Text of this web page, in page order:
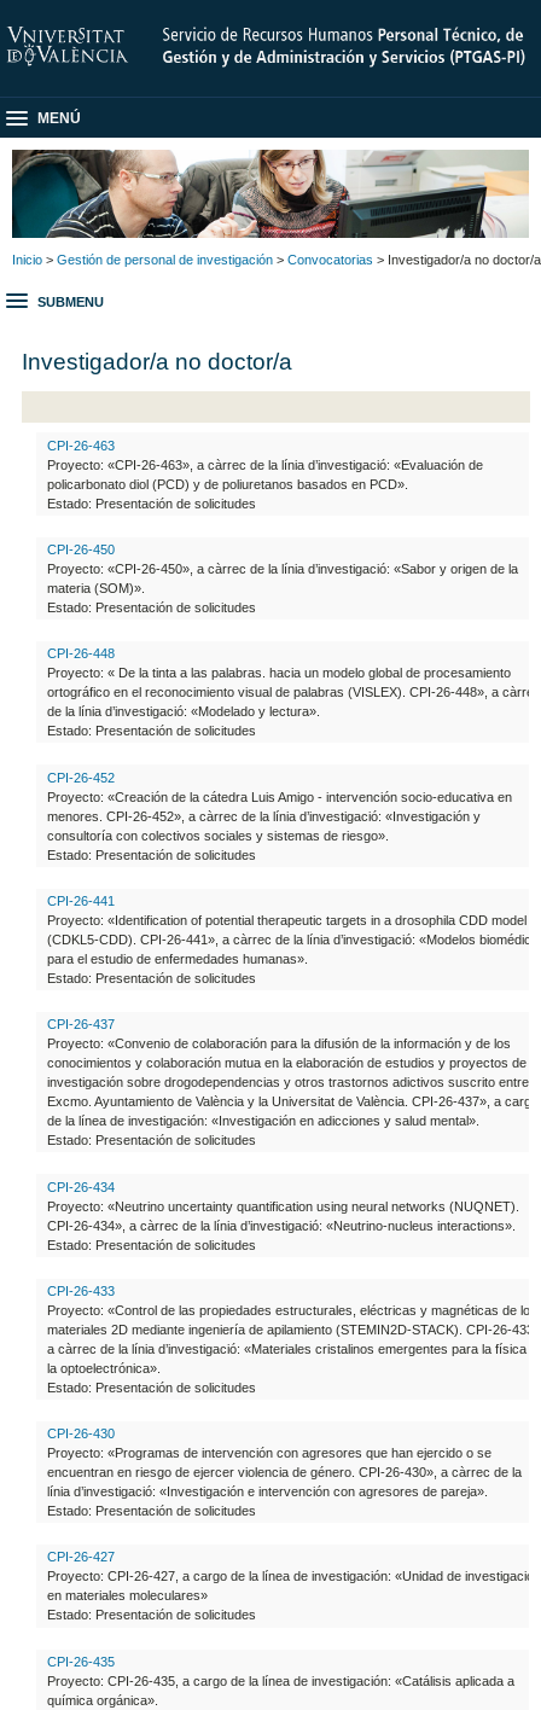
MENÚ
Inicio > Gestión de personal de investigación > Convocatorias > Investigador/a no doctor/a
SUBMENU
Investigador/a no doctor/a
CPI-26-463
Proyecto: «CPI-26-463», a càrrec de la línia d’investigació: «Evaluación de
policarbonato diol (PCD) y de poliuretanos basados en PCD».
Estado: Presentación de solicitudes
CPI-26-450
Proyecto: «CPI-26-450», a càrrec de la línia d’investigació: «Sabor y origen de la
materia (SOM)».
Estado: Presentación de solicitudes
CPI-26-448
Proyecto: « De la tinta a las palabras. hacia un modelo global de procesamiento
ortográfico en el reconocimiento visual de palabras (VISLEX). CPI-26-448», a càrrec
de la línia d’investigació: «Modelado y lectura».
Estado: Presentación de solicitudes
CPI-26-452
Proyecto: «Creación de la cátedra Luis Amigo - intervención socio-educativa en
menores. CPI-26-452», a càrrec de la línia d’investigació: «Investigación y
consultoría con colectivos sociales y sistemas de riesgo».
Estado: Presentación de solicitudes
CPI-26-441
Proyecto: «Identification of potential therapeutic targets in a drosophila CDD model
(CDKL5-CDD). CPI-26-441», a càrrec de la línia d’investigació: «Modelos
para el estudio de enfermedades humanas».
Estado: Presentación de solicitudes
CPI-26-437
Proyecto: «Convenio de colaboración para la difusión de la información y de los
conocimientos y colaboración mutua en la elaboración de estudios y proyectos de
investigación sobre drogodependencias y otros trastornos adictivos suscrito entre el
Excmo. Ayuntamiento de València y la Universitat de València. CPI-26-437», a cargo
de la línea de investigación: «Investigación en adicciones y salud mental».
Estado: Presentación de solicitudes
CPI-26-434
Proyecto: «Neutrino uncertainty quantification using neural networks (NUQNET).
CPI-26-434», a càrrec de la línia d’investigació: «Neutrino-nucleus interactions».
Estado: Presentación de solicitudes
CPI-26-433
Proyecto: «Control de las propiedades estructurales, eléctricas y magnéticas de los
materiales 2D mediante ingeniería de apilamiento (STEMIN2D-STACK). CPI-26-
a càrrec de la línia d’investigació: «Materiales cristalinos emergentes para la física y
la optoelectrónica».
Estado: Presentación de solicitudes
CPI-26-430
Proyecto: «Programas de intervención con agresores que han ejercido o se
encuentran en riesgo de ejercer violencia de género. CPI-26-430», a càrrec de la
línia d’investigació: «Investigación e intervención con agresores de pareja».
Estado: Presentación de solicitudes
CPI-26-427
Proyecto: CPI-26-427, a cargo de la línea de investigación: «Unidad de investigación
en materiales moleculares»
Estado: Presentación de solicitudes
CPI-26-435
Proyecto: CPI-26-435, a cargo de la línea de investigación: «Catálisis aplicada a
química orgánica».